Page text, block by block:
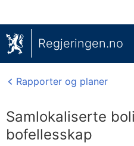
Regjeringen.no
Rapporter og planer
Samlokaliserte
bofellesskap